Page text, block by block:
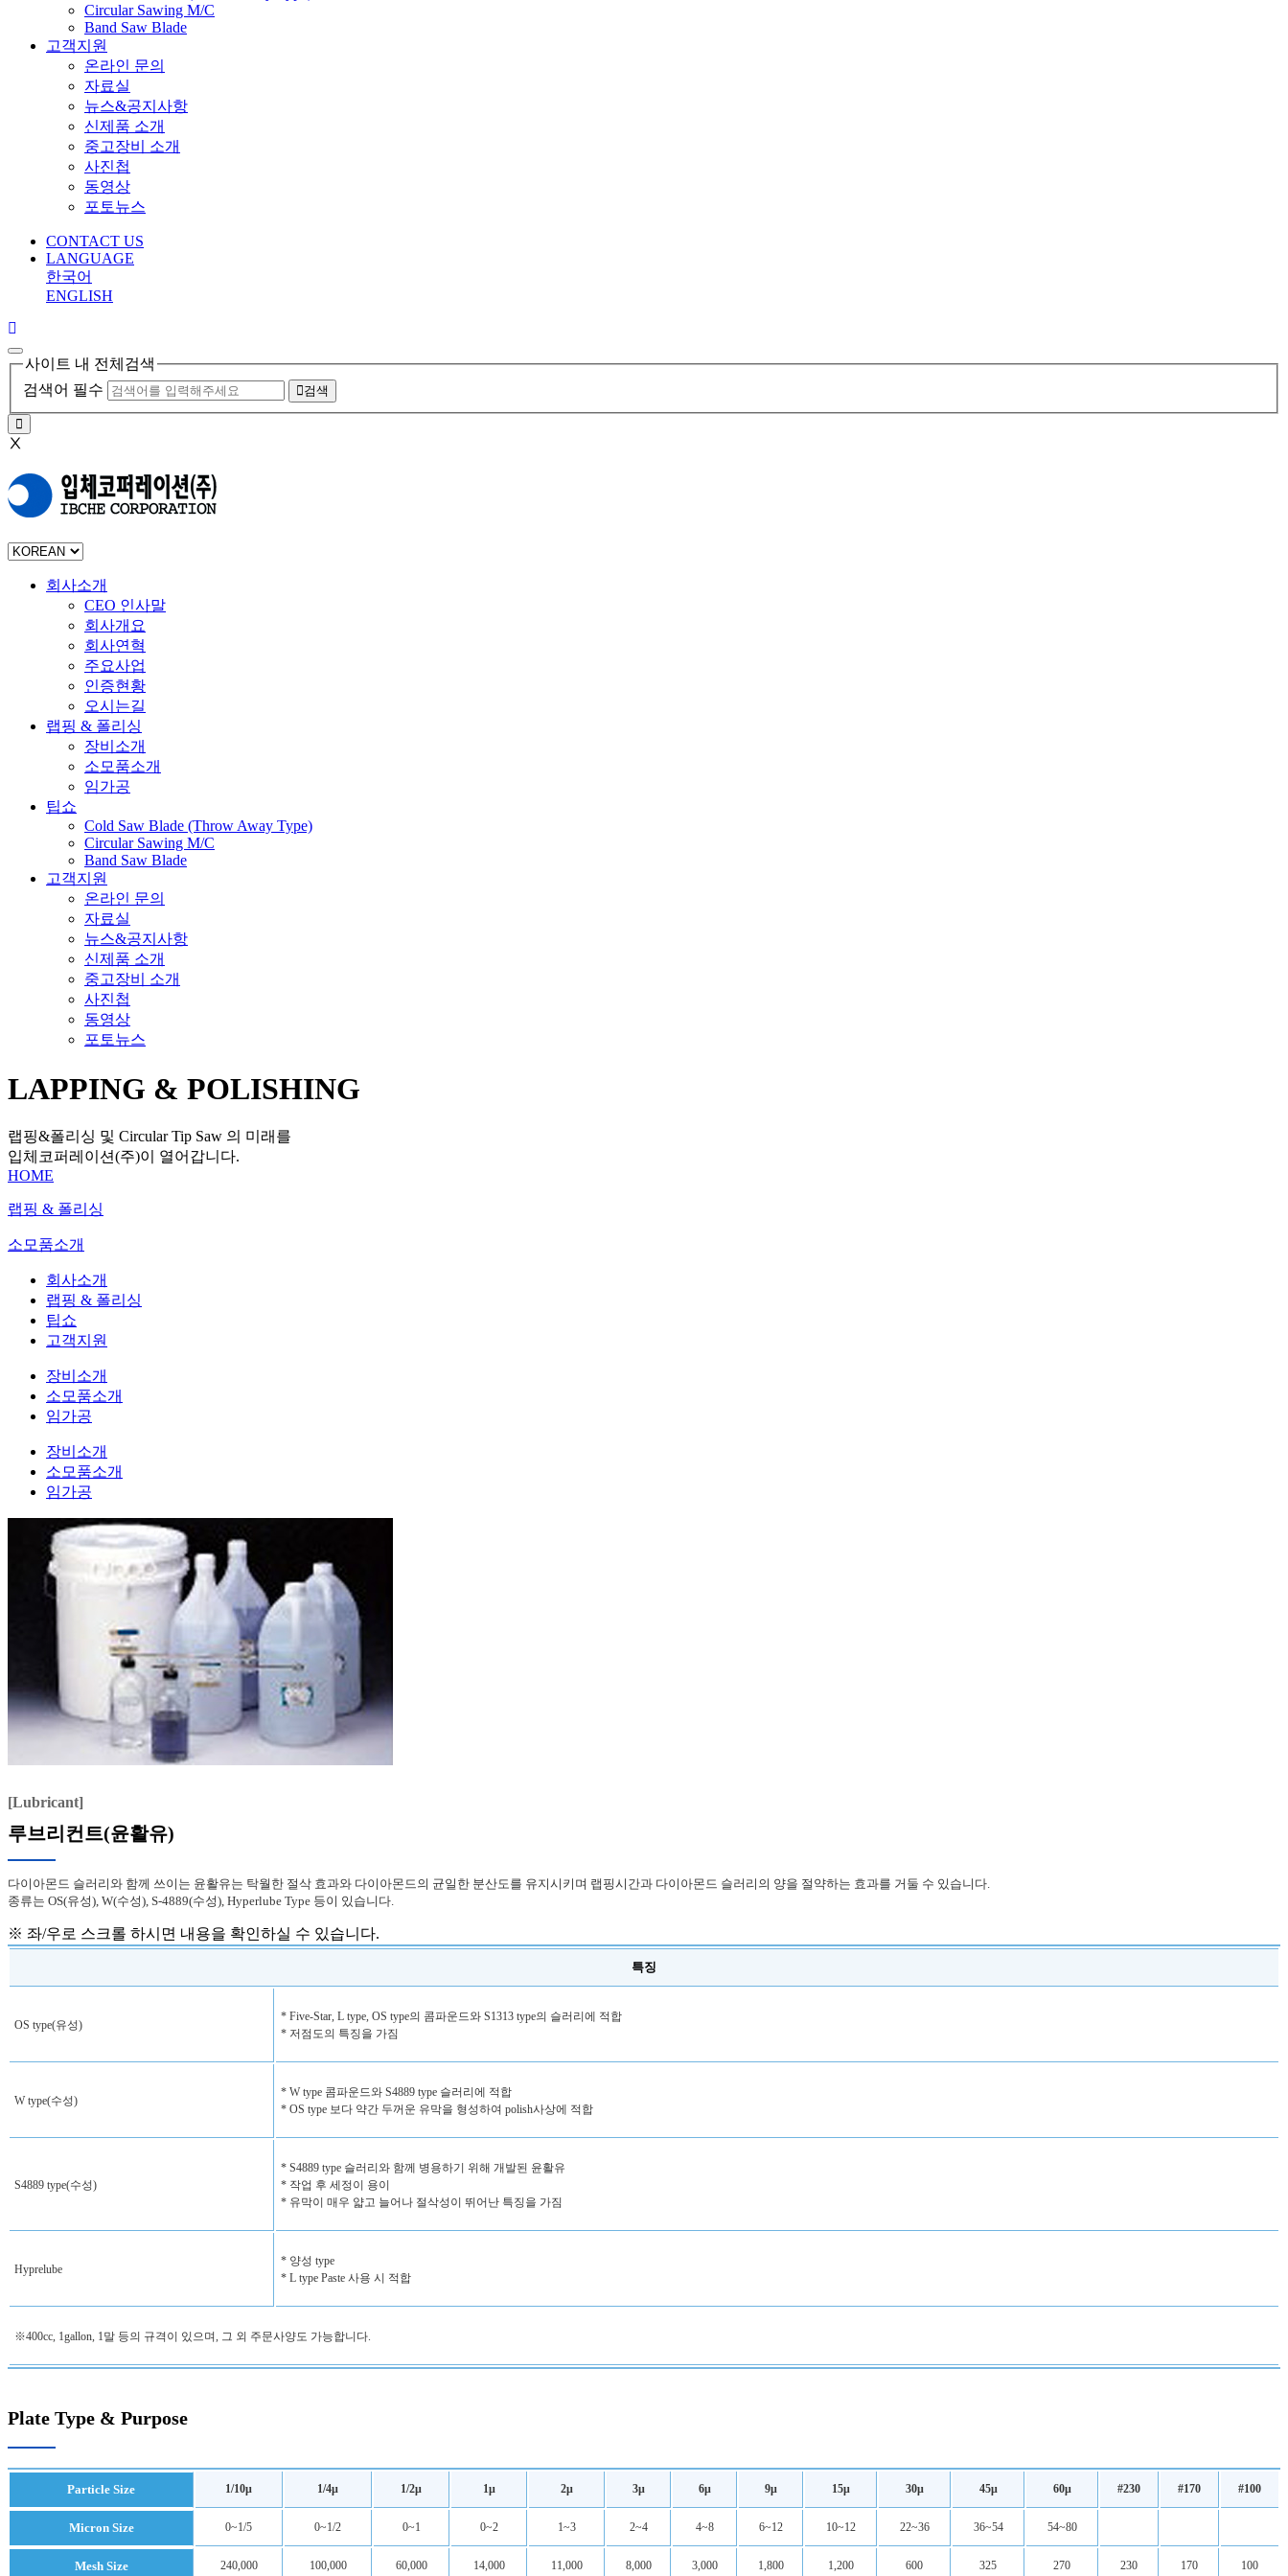
Circular Sawing M/C
Band Saw Blade
고객지원
온라인 문의
자료실
뉴스&공지사항
신제품 소개
중고장비 소개
사진첩
동영상
포토뉴스
CONTACT US
LANGUAGE
한국어
ENGLISH
사이트 내 전체검색
검색어 필수
검색
Ⅹ
회사소개
CEO 인사말
회사개요
회사연혁
주요사업
인증현황
오시는길
랩핑 & 폴리싱
장비소개
소모품소개
임가공
팁쇼
Cold Saw Blade (Throw Away Type)
Circular Sawing M/C
Band Saw Blade
고객지원
온라인 문의
자료실
뉴스&공지사항
신제품 소개
중고장비 소개
사진첩
동영상
포토뉴스
LAPPING & POLISHING
랩핑&폴리싱 및 Circular Tip Saw 의 미래를
입체코퍼레이션(주)이 열어갑니다.
HOME
랩핑 & 폴리싱
소모품소개
회사소개
랩핑 & 폴리싱
팁쇼
고객지원
장비소개
소모품소개
임가공
장비소개
소모품소개
임가공
[Lubricant]
루브리컨트(윤활유)
다이아몬드 슬러리와 함께 쓰이는 윤활유는 탁월한 절삭 효과와 다이아몬드의 균일한 분산도를 유지시키며 랩핑시간과 다이아몬드 슬러리의 양을 절약하는 효과를 거둘 수 있습니다.
종류는 OS(유성), W(수성), S-4889(수성), Hyperlube Type 등이 있습니다.
※ 좌/우로 스크롤 하시면 내용을 확인하실 수 있습니다.
특징
OS type(유성)
* Five-Star, L type, OS type의 콤파운드와 S1313 type의 슬러리에 적합
* 저점도의 특징을 가짐
W type(수성)
* W type 콤파운드와 S4889 type 슬러리에 적합
* OS type 보다 약간 두꺼운 유막을 형성하여 polish사상에 적합
S4889 type(수성)
* S4889 type 슬러리와 함께 병용하기 위해 개발된 윤활유
* 작업 후 세정이 용이
* 유막이 매우 얇고 늘어나 절삭성이 뛰어난 특징을 가짐
Hyprelube
* 양성 type
* L type Paste 사용 시 적합
※400cc, 1gallon, 1말 등의 규격이 있으며, 그 외 주문사양도 가능합니다.
Plate Type & Purpose
Particle Size 1/10μ 1/4μ 1/2μ 1μ 2μ 3μ 6μ 9μ 15μ 30μ 45μ 60μ #230 #170 #100
Micron Size 0~1/5 0~1/2 0~1 0~2 1~3 2~4 4~8 6~12 10~12 22~36 36~54 54~80
Mesh Size 240,000 100,000 60,000 14,000 11,000 8,000 3,000 1,800 1,200 600 325 270 230 170 100